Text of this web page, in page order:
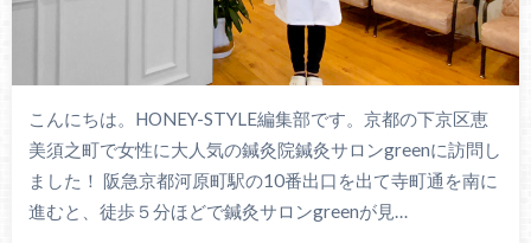
こんにちは。HONEY-STYLE編集部です。京都の下京区恵
美須之町で女性に大人気の鍼灸院鍼灸サロンgreenに訪問し
ました！ 阪急京都河原町駅の10番出口を出て寺町通を南に
進むと、徒歩５分ほどで鍼灸サロンgreenが見…